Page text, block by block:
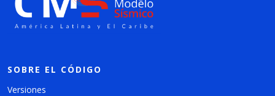
SOBRE EL CÓDIGO
Versiones